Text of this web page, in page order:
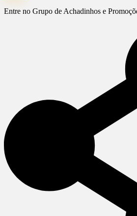
Entre no Grupo de Achadinhos e